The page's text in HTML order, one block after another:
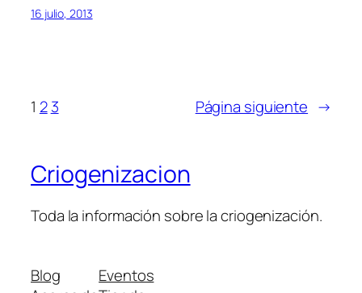
16 julio, 2013
1 2 3 Página siguiente →
Criogenizacion
Toda la información sobre la criogenización.
Blog
Eventos